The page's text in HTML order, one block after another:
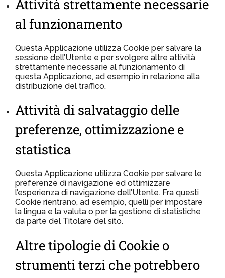
Attività strettamente necessarie
al funzionamento
Questa Applicazione utilizza Cookie per salvare la
sessione dell’Utente e per svolgere altre attività
strettamente necessarie al funzionamento di
questa Applicazione, ad esempio in relazione alla
distribuzione del traffico.
Attività di salvataggio delle
preferenze, ottimizzazione e
statistica
Questa Applicazione utilizza Cookie per salvare le
preferenze di navigazione ed ottimizzare
l’esperienza di navigazione dell’Utente. Fra questi
Cookie rientrano, ad esempio, quelli per impostare
la lingua e la valuta o per la gestione di statistiche
da parte del Titolare del sito.
Altre tipologie di Cookie o
strumenti terzi che potrebbero